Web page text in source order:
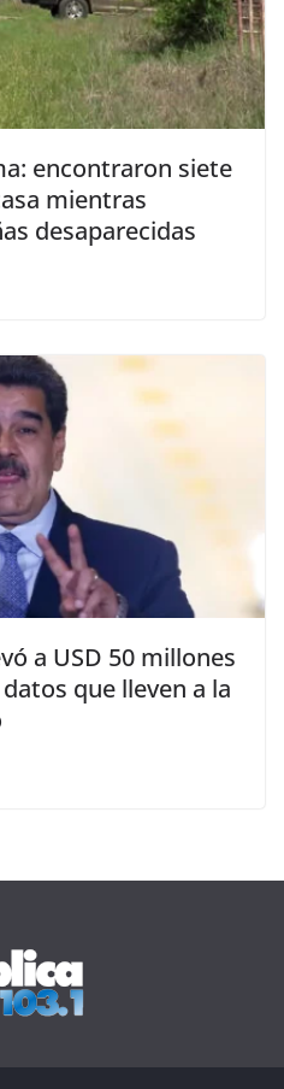
encontraron siete
mientras
desaparecidas
a USD 50 millones
que lleven a la